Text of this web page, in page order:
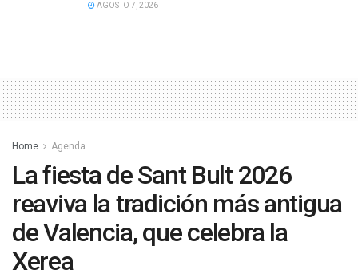
AGOSTO 7, 2026
Home Agenda
La fiesta de Sant Bult 2026
reaviva la tradición más antigua
de Valencia, que celebra la
Xerea